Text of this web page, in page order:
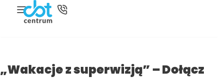
„Wakacje z superwizją” – Dołącz